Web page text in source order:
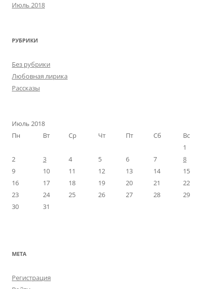
Июль 2018
РУБРИКИ
Без рубрики
Любовная лирика
Рассказы
Июль 2018
Пн
Вт Ср Чт Пт Сб
Вс
1
2
3 4 5 6 7
8
9
10 11 12 13 14
15
16
17 18 19 20 21
22
23
24 25 26 27 28
29
30
31
МЕТА
Регистрация